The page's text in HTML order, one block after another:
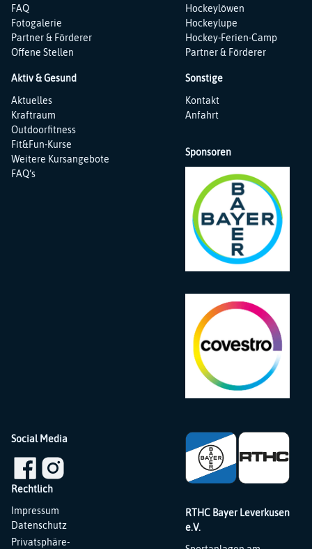
FAQ
Fotogalerie
Partner & Förderer
Offene Stellen
Hockeylöwen
Hockeylupe
Hockey-Ferien-Camp
Partner & Förderer
Aktiv & Gesund
Navigation
überspringen
Aktuelles
Kraftraum
Outdoorfitness
Fit&Fun-Kurse
Weitere Kursangebote
FAQ‘s
Sonstige
Navigation
überspringen
Kontakt
Anfahrt
Sponsoren
Social Media
Rechtlich
Navigation
überspringen
Impressum
Datenschutz
Privatsphäre-
RTHC Bayer Leverkusen
e.V.